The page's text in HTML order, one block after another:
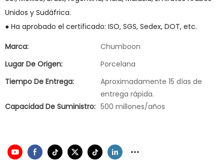
Unidos y Sudáfrica.
● Ha aprobado el certificado: ISO, SGS, Sedex, DOT, etc.
Marca:
Chumboon
Lugar De Origen:
Porcelana
Tiempo De Entrega:
Aproximadamente 15 días de
entrega rápida.
Capacidad De Suministro: 500 millones/años